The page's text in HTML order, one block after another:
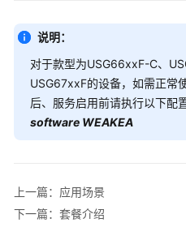
威
胁
信
息
品
说明：
对于款型为USG66xxF-C、
USG67xxF的设备，如需正常
后、服务启用前请执行以下配
software WEAKEA
上一篇：应用场景
下一篇：套餐介绍